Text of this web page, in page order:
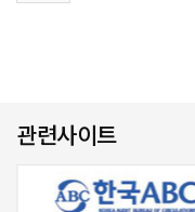
관련사이트